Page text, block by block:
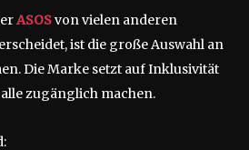
ASOSvon vielen anderen
ist die große Auswahl an
Die Marke setzt auf Inklusivität
zugänglich machen.